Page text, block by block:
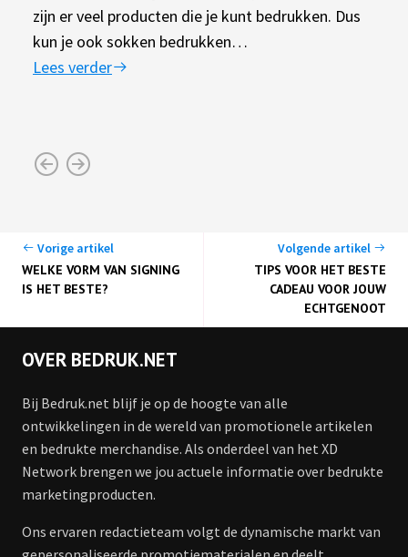
zijn er veel producten die je kunt bedrukken. Dus
kun je ook sokken bedrukken…
Lees verder
Vorige artikel
WELKE VORM VAN SIGNING
IS HET BESTE?
Volgende artikel
TIPS VOOR HET BESTE
CADEAU VOOR JOUW
ECHTGENOOT
OVER BEDRUK.NET
Bij Bedruk.net blijf je op de hoogte van alle
ontwikkelingen in de wereld van promotionele artikelen
en bedrukte merchandise. Als onderdeel van het XD
Network brengen we jou actuele informatie over bedrukte
marketingproducten.
Ons ervaren redactieteam volgt de dynamische markt van